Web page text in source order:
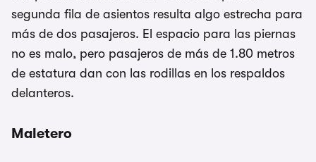
segunda fila de asientos resulta algo estrecha para
más de dos pasajeros. El espacio para las piernas
no es malo, pero pasajeros de más de 1.80 metros
de estatura dan con las rodillas en los respaldos
delanteros.
Maletero